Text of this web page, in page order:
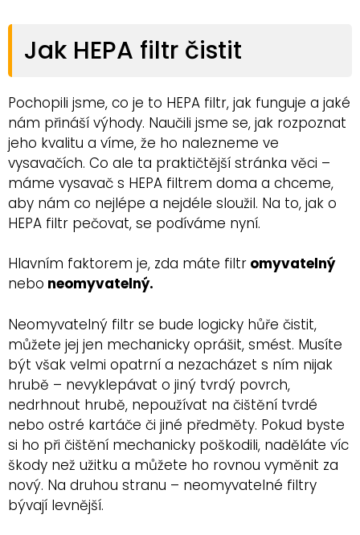
Jak HEPA filtr čistit
Pochopili jsme, co je to HEPA filtr, jak funguje a jaké
nám přináší výhody. Naučili jsme se, jak rozpoznat
jeho kvalitu a víme, že ho nalezneme ve
vysavačích. Co ale ta praktičtější stránka věci –
máme vysavač s HEPA filtrem doma a chceme,
aby nám co nejlépe a nejdéle sloužil. Na to, jak o
HEPA filtr pečovat, se podíváme nyní.
Hlavním faktorem je, zda máte filtr omyvatelný
nebo neomyvatelný.
Neomyvatelný filtr se bude logicky hůře čistit,
můžete jej jen mechanicky oprášit, smést. Musíte
být však velmi opatrní a nezacházet s ním nijak
hrubě – nevyklepávat o jiný tvrdý povrch,
nedrhnout hrubě, nepoužívat na čištění tvrdé
nebo ostré kartáče či jiné předměty. Pokud byste
si ho při čištění mechanicky poškodili, naděláte víc
škody než užitku a můžete ho rovnou vyměnit za
nový. Na druhou stranu – neomyvatelné filtry
bývají levnější.